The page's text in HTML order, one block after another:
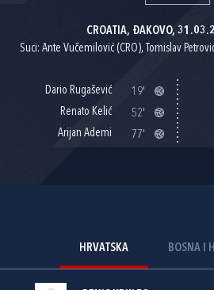
CROATIA, ĐAKOVO,
Suci: Ante Vučemilović (CRO), Tomislav
Dario Rugašević
19'
Renato Kelić
52'
Arijan Ademi
77'
HRVATSKA BOSNA I